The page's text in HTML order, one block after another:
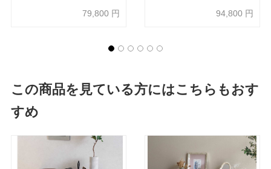
79,800 円 94,800 円
この商品を見ている方にはこちらもおす
すめ